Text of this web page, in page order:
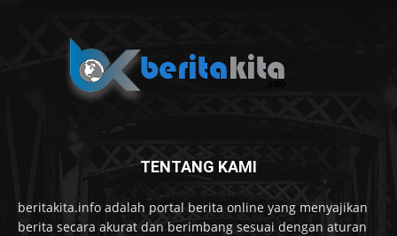
TENTANG KAMI
beritakita.info adalah portal berita online yang menyajikan
berita secara akurat dan berimbang sesuai dengan aturan